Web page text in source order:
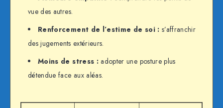
vue des autres.
Renforcement de l’estime de soi : s’affranchir
des jugements extérieurs.
Moins de stress :adopter une posture plus
détendue face aux aléas.